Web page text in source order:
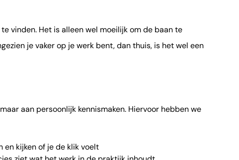
vinden. Het is alleen wel moeilijk om de baan te
je vaker op je werk bent, dan thuis, is het wel een
aan persoonlijk kennismaken. Hiervoor hebben we
en kijken of je de klik voelt